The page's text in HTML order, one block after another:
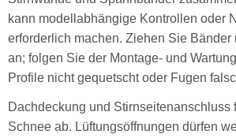
kann modellabhängige Kontrollen oder
erforderlich machen. Ziehen Sie Bänder
an; folgen Sie der Montage- und
Profile nicht gequetscht oder Fugen
Dachdeckung und Stirnseitenanschluss
Schnee ab. Lüftungsöffnungen dürfen